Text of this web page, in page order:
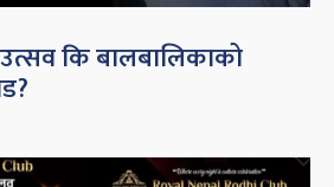
कि बालबालिकाको